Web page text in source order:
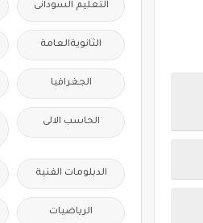
التعليم السودانى
الثانويةالعامة
الجغرافيا
الحاسب الالى
الدبلومات الفنية
الرياضيات